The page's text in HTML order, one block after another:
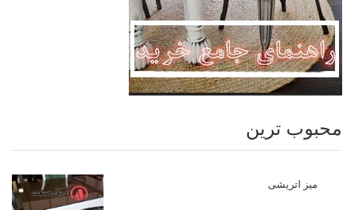
محبوب ترین
میز اتریشی